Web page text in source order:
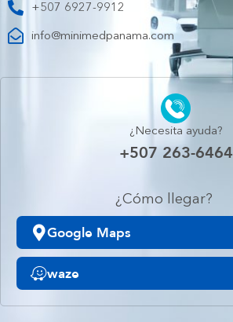
+507 6927-9912
info@minimedpanama.com
¿Necesita ayuda?
+507 263-6464
¿Cómo llegar?
Google Maps
waze